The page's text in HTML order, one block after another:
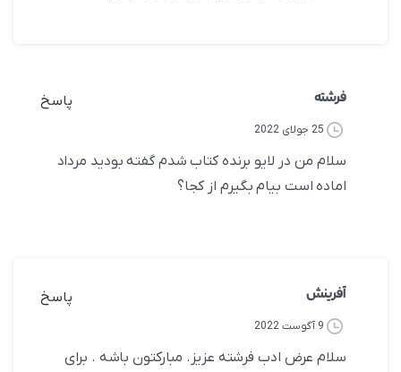
فرشته پاسخ
25 جولای 2022
سلام من در لایو برنده کتاب شدم گفته بودید مرداد
اماده است بیام بگیرم از کجا؟
آفرینش پاسخ
9 آگوست 2022
سلام عرض ادب فرشته عزیز. مبارکتون باشه . برای